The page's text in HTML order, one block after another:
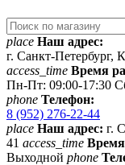
place Наш адрес:
г. Санкт-Петербург,
access_time Время
Пн-Пт: 09:00-17:30
phone Телефон:
8 (952) 276-22-44
place Наш адрес: г.
41 access_time
Выходной phone